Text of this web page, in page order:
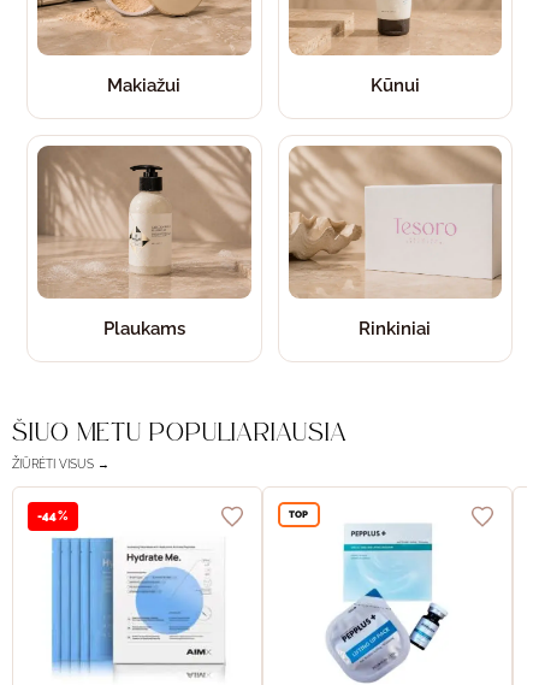
Makiažui Kūnui
Plaukams Rinkiniai
ŠIUO METU POPULIARIAUSIA
ŽIŪRĖTI VISUS →
-44% TOP